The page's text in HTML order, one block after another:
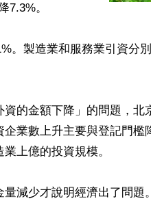
7.3%。
。製造業和服務業引資分
的金額下降」的問題，北
企業數上升主要與登記門檻
上億的投資規模。
減少才說明經濟出了問題